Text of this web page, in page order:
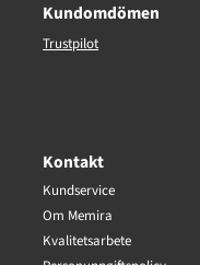
Kundomdömen
Trustpilot
Kontakt
Kundservice
Om Memira
Kvalitetsarbete